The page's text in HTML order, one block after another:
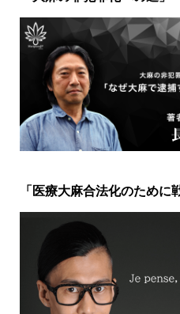
「医療大麻合法化のために